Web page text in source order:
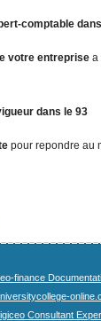
comptable
votre entreprise a
dans le 93
pour repondre au
finance
Consultant